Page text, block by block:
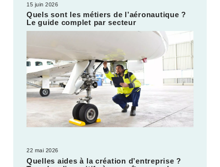
15 juin 2026
Quels sont les métiers de l’aéronautique ?
Le guide complet par secteur
22 mai 2026
Quelles aides à la création d’entreprise ?